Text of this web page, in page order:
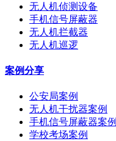
无人机侦测设备
手机信号屏蔽器
无人机拦截器
无人机巡逻
案例分享
公安局案例
无人机干扰器案例
手机信号屏蔽器案例
学校考场案例